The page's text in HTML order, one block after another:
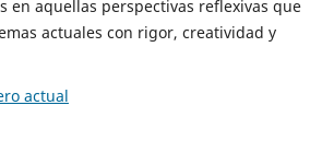
en aquellas perspectivas reflexivas que
actuales con rigor, creatividad y
actual